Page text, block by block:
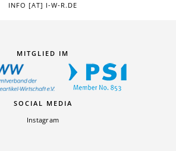
INFO [AT] I-W-R.DE
MITGLIED IM
SOCIAL MEDIA
Instagram